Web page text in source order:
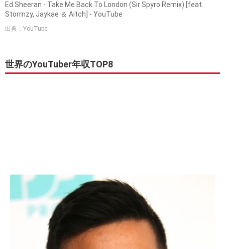
Ed Sheeran - Take Me Back To London (Sir Spyro Remix) [feat.
Stormzy, Jaykae ＆ Aitch] - YouTube
出典：YouTube
世界のYouTuber年収TOP8